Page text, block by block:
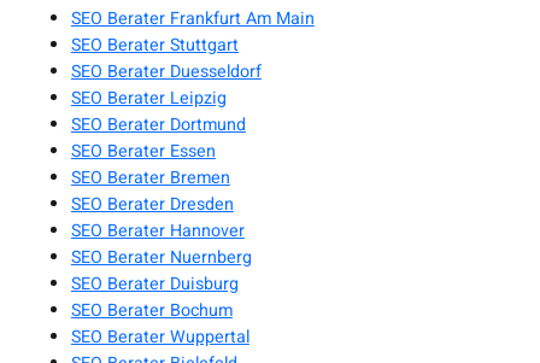
SEO Berater Frankfurt Am Main
SEO Berater Stuttgart
SEO Berater Duesseldorf
SEO Berater Leipzig
SEO Berater Dortmund
SEO Berater Essen
SEO Berater Bremen
SEO Berater Dresden
SEO Berater Hannover
SEO Berater Nuernberg
SEO Berater Duisburg
SEO Berater Bochum
SEO Berater Wuppertal